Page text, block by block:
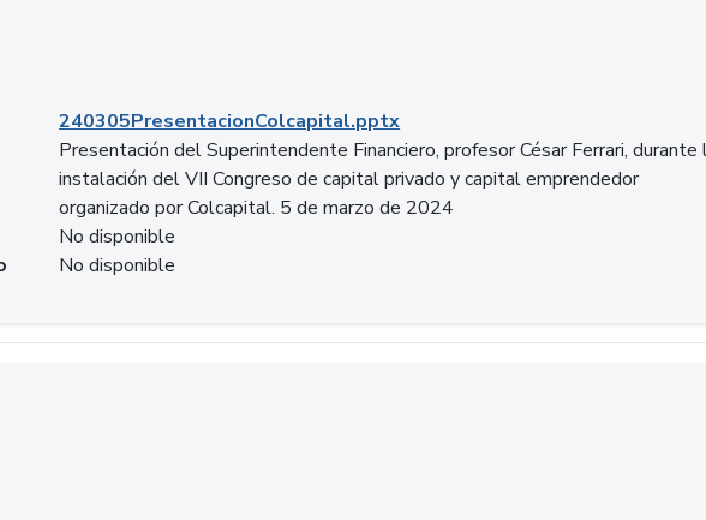
240305PresentacionColcapital.pptx
Presentación del Superintendente Financiero, profesor César Ferrari, durante
instalación del VII Congreso de capital privado y capital emprendedor
organizado por Colcapital. 5 de marzo de 2024
No disponible
No disponible